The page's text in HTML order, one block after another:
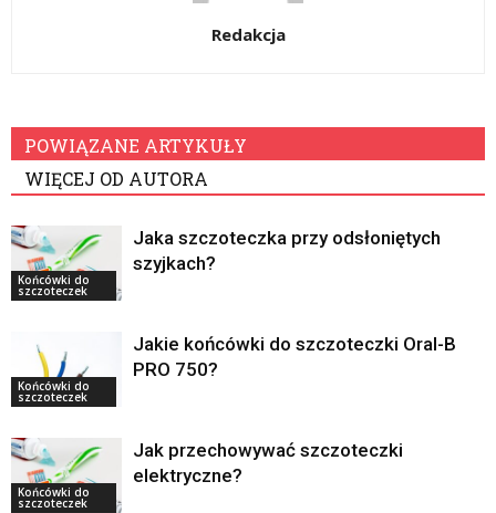
Redakcja
POWIĄZANE ARTYKUŁY
WIĘCEJ OD AUTORA
Końcówki do
szczoteczek
Jaka szczoteczka przy odsłoniętych
szyjkach?
Końcówki do
szczoteczek
Jakie końcówki do szczoteczki Oral-B
PRO 750?
Końcówki do
szczoteczek
Jak przechowywać szczoteczki
elektryczne?